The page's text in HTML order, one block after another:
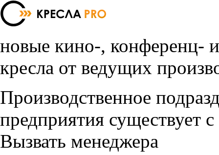
новые кино-, конференц-
кресла от ведущих
Производственное
предприятия существует
Вызвать менеджера